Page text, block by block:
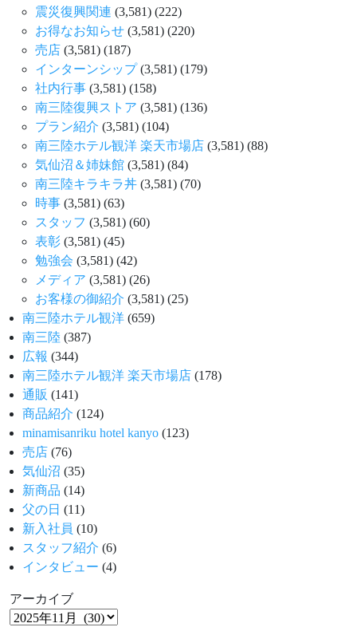
震災復興関連 (3,581) (222)
お得なお知らせ (3,581) (220)
売店 (3,581) (187)
インターンシップ(3,581) (179)
社内行事 (3,581) (158)
南三陸復興ストア (3,581) (136)
プラン紹介 (3,581) (104)
南三陸ホテル観洋 楽天市場店 (3,581) (88)
気仙沼＆姉妹館 (3,581) (84)
南三陸キラキラ丼 (3,581) (70)
時事 (3,581) (63)
スタッフ (3,581) (60)
表彰 (3,581) (45)
勉強会 (3,581) (42)
メディア (3,581) (26)
お客様の御紹介 (3,581) (25)
南三陸ホテル観洋 (659)
南三陸 (387)
広報 (344)
南三陸ホテル観洋 楽天市場店 (178)
通販 (141)
商品紹介 (124)
minamisanriku hotel kanyo (123)
売店 (76)
気仙沼 (35)
新商品 (14)
父の日 (11)
新入社員 (10)
スタッフ紹介 (6)
インタビュー (4)
アーカイブ